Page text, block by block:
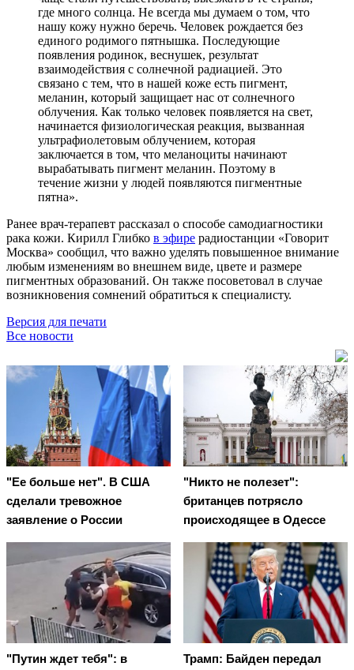
где много солнца. Не всегда мы думаем о том, что
нашу кожу нужно беречь. Человек рождается без
единого родимого пятнышка. Последующие
появления родинок, веснушек, результат
взаимодействия с солнечной радиацией. Это
связано с тем, что в нашей коже есть пигмент,
меланин, который защищает нас от солнечного
облучения. Как только человек появляется на свет,
начинается физиологическая реакция, вызванная
ультрафиолетовым облучением, которая
заключается в том, что меланоциты начинают
вырабатывать пигмент меланин. Поэтому в
течение жизни у людей появляются пигментные
пятна».
Ранее врач-терапевт рассказал о способе самодиагностики
рака кожи. Кирилл Глибко в эфире радиостанции «Говорит
Москва» сообщил, что важно уделять повышенное внимание
любым изменениям во внешнем виде, цвете и размере
пигментных образований. Он также посоветовал в случае
возникновения сомнений обратиться к специалисту.
Версия для печати
Все новости
"Ее больше нет". В США
сделали тревожное
заявление о России
"Никто не полезет":
британцев потрясло
происходящее в Одессе
"Путин ждет тебя": в
Трамп: Байден передал